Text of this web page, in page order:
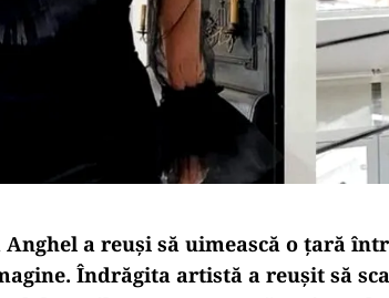
Anghel a reuși să uimească o țară
Îndrăgita artistă a reușit să